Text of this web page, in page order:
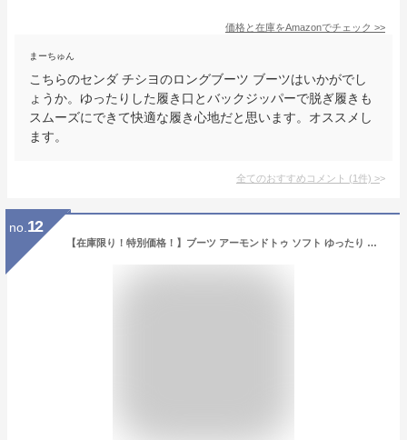
価格と在庫をAmazonでチェック >>
まーちゅん
こちらのセンダ チシヨのロングブーツ ブーツはいかがでし
ょうか。ゆったりした履き口とバックジッパーで脱ぎ履きも
スムーズにできて快適な履き心地だと思います。オススメし
ます。
全てのおすすめコメント (1件) >
no. 12
【在庫限り！特別価格！】ブーツ アーモンドトゥ ソフト ゆったり ロングブーツ ファスナー無し 6センチヒール 柔らか レディース 快適 歩きやすい ブラック ブラウン 痛くない Lelien plus ルリアンプラス